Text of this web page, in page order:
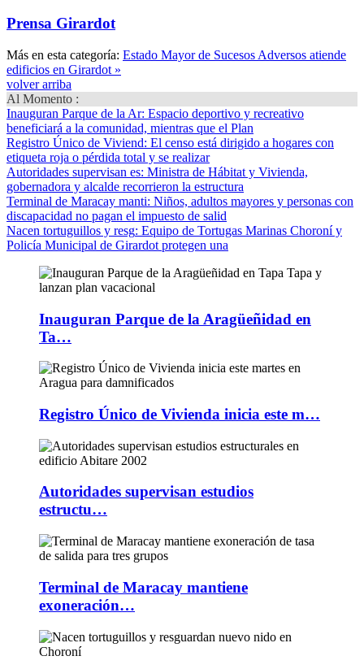
Prensa Girardot
Más en esta categoría: Estado Mayor de Sucesos Adversos atiende
edificios en Girardot »
volver arriba
Al Momento :
Inauguran Parque de la Ar: Espacio deportivo y recreativo
beneficiará a la comunidad, mientras que el Plan
Registro Único de Viviend: El censo está dirigido a hogares con
etiqueta roja o pérdida total y se realizar
Autoridades supervisan es: Ministra de Hábitat y Vivienda,
gobernadora y alcalde recorrieron la estructura
Terminal de Maracay manti: Niños, adultos mayores y personas con
discapacidad no pagan el impuesto de salid
Nacen tortuguillos y resg: Equipo de Tortugas Marinas Choroní y
Policía Municipal de Girardot protegen una
Inauguran Parque de la Aragüeñidad en
Ta…
Registro Único de Vivienda inicia este m…
Autoridades supervisan estudios
estructu…
Terminal de Maracay mantiene
exoneración…